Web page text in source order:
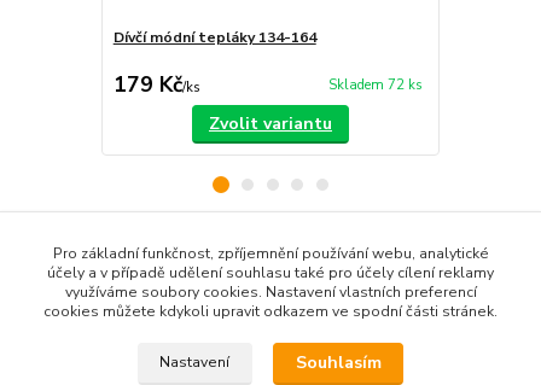
Dívčí módní tepláky 134-164
179 Kč/ks Skladem 72 ks
Zvolit variantu
Zboží zařazeno v kategoriích
Dětské oblečení
Pro základní funkčnost, zpříjemnění používání webu, analytické
účely a v případě udělení souhlasu také pro účely cílení reklamy
využíváme soubory cookies. Nastavení vlastních preferencí
cookies můžete kdykoli upravit odkazem ve spodní části stránek.
Nastavení Souhlasím